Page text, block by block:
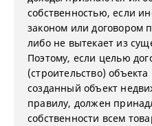
собственностью, если
законом или договором
либо не вытекает из
Поэтому, если целью
(строительство)
созданный объект
правилу, должен
собственности всем